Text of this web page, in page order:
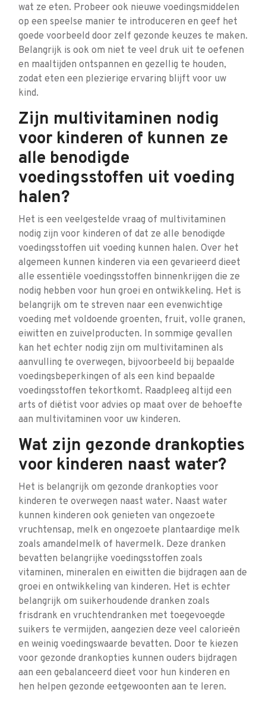
wat ze eten. Probeer ook nieuwe voedingsmiddelen
op een speelse manier te introduceren en geef het
goede voorbeeld door zelf gezonde keuzes te maken.
Belangrijk is ook om niet te veel druk uit te oefenen
en maaltijden ontspannen en gezellig te houden,
zodat eten een plezierige ervaring blijft voor uw
kind.
Zijn multivitaminen nodig
voor kinderen of kunnen ze
alle benodigde
voedingsstoffen uit voeding
halen?
Het is een veelgestelde vraag of multivitaminen
nodig zijn voor kinderen of dat ze alle benodigde
voedingsstoffen uit voeding kunnen halen. Over het
algemeen kunnen kinderen via een gevarieerd dieet
alle essentiële voedingsstoffen binnenkrijgen die ze
nodig hebben voor hun groei en ontwikkeling. Het is
belangrijk om te streven naar een evenwichtige
voeding met voldoende groenten, fruit, volle granen,
eiwitten en zuivelproducten. In sommige gevallen
kan het echter nodig zijn om multivitaminen als
aanvulling te overwegen, bijvoorbeeld bij bepaalde
voedingsbeperkingen of als een kind bepaalde
voedingsstoffen tekortkomt. Raadpleeg altijd een
arts of diëtist voor advies op maat over de behoefte
aan multivitaminen voor uw kinderen.
Wat zijn gezonde drankopties
voor kinderen naast water?
Het is belangrijk om gezonde drankopties voor
kinderen te overwegen naast water. Naast water
kunnen kinderen ook genieten van ongezoete
vruchtensap, melk en ongezoete plantaardige melk
zoals amandelmelk of havermelk. Deze dranken
bevatten belangrijke voedingsstoffen zoals
vitaminen, mineralen en eiwitten die bijdragen aan de
groei en ontwikkeling van kinderen. Het is echter
belangrijk om suikerhoudende dranken zoals
frisdrank en vruchtendranken met toegevoegde
suikers te vermijden, aangezien deze veel calorieën
en weinig voedingswaarde bevatten. Door te kiezen
voor gezonde drankopties kunnen ouders bijdragen
aan een gebalanceerd dieet voor hun kinderen en
hen helpen gezonde eetgewoonten aan te leren.